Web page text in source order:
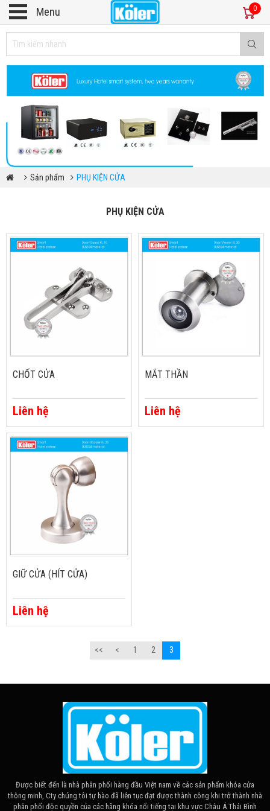
0
Menu
Sản phẩm PHỤ KIỆN CỬA
PHỤ KIỆN CỬA
CHỐT CỬA
Liên hệ
MẮT THẦN
Liên hệ
GIỮ CỬA (HÍT CỬA)
Liên hệ
<< < 1 2 3
Được biết đến là nhà phân phối hàng đầu Việt nam về các sản phẩm khóa cửa
thông minh, Cty chúng tôi tự hào đã liên tục đạt được thành công khi trở thành nhà
phân phối độc quyền của các hãng khóa nổi tiếng tại khu vực Châu Á Thái Bình